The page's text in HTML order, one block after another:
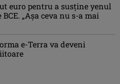
euro pentru a susține yenul
„Așa ceva nu s-a mai
e-Terra va deveni